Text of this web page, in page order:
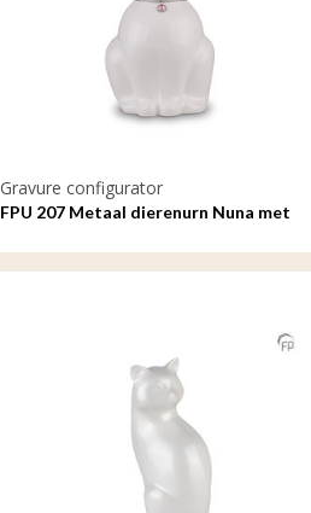
Gravure configurator
FPU 207 Metaal dierenurn Nuna met